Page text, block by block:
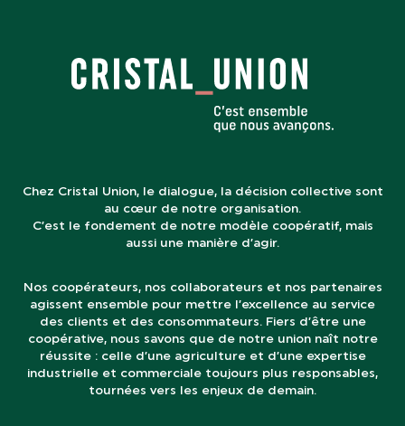
Chez Cristal Union, le dialogue, la décision collective sont
au cœur de notre organisation.
C’est le fondement de notre modèle coopératif, mais
aussi une manière d’agir.
Nos coopérateurs, nos collaborateurs et nos partenaires
agissent ensemble pour mettre l’excellence au service
des clients et des consommateurs. Fiers d’être une
coopérative, nous savons que de notre union naît notre
réussite : celle d’une agriculture et d’une expertise
industrielle et commerciale toujours plus responsables,
tournées vers les enjeux de demain.